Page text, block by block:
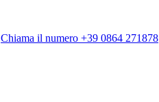
Chiama il numero +39 0864 271878